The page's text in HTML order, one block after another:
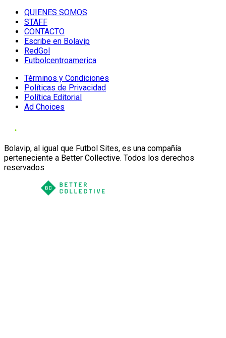
QUIENES SOMOS
STAFF
CONTACTO
Escribe en Bolavip
RedGol
Futbolcentroamerica
Términos y Condiciones
Políticas de Privacidad
Política Editorial
Ad Choices
Bolavip, al igual que Futbol Sites, es una compañía
perteneciente a Better Collective. Todos los derechos
reservados